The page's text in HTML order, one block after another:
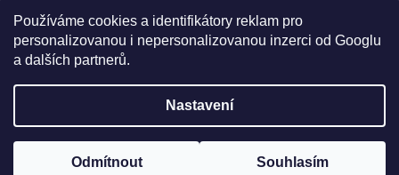
Používáme cookies a identifikátory reklam pro
personalizovanou i nepersonalizovanou inzerci od Googlu
a dalších partnerů.
Nastavení
Odmítnout Souhlasím
Copyright 2026DER WEINSCHMECKER.CZ. Všechna práva
vyhrazena.
Upravit nastavení cookies